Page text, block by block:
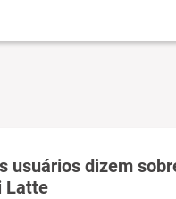
usuários dizem
Latte